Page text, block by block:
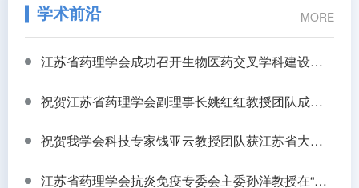
学术前沿 MORE
江苏省药理学会成功召开生物医药交叉学科建设与研究生教育高质量发展研讨会
祝贺江苏省药理学会副理事长姚红红教授团队成果 治疗抑郁症药物成功转化
祝贺我学会科技专家钱亚云教授团队获江苏省大学生生物医学工程创新设计竞赛一等奖
江苏省药理学会抗炎免疫专委会主委孙洋教授在“新技术赋能中药创新发展论坛”作主题报告